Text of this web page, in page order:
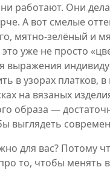
работают. Они
А вот смелые
мятно-зелёный и
уже не просто
выражения
в узорах платков,
на вязаных
образа —
выглядеть
для вас? Потому
то, чтобы менять